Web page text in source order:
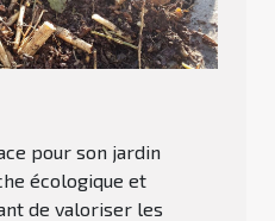
pour son jardin
écologique et
de valoriser les